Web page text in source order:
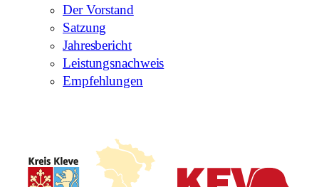
Der Vorstand
Satzung
Jahresbericht
Leistungsnachweis
Empfehlungen